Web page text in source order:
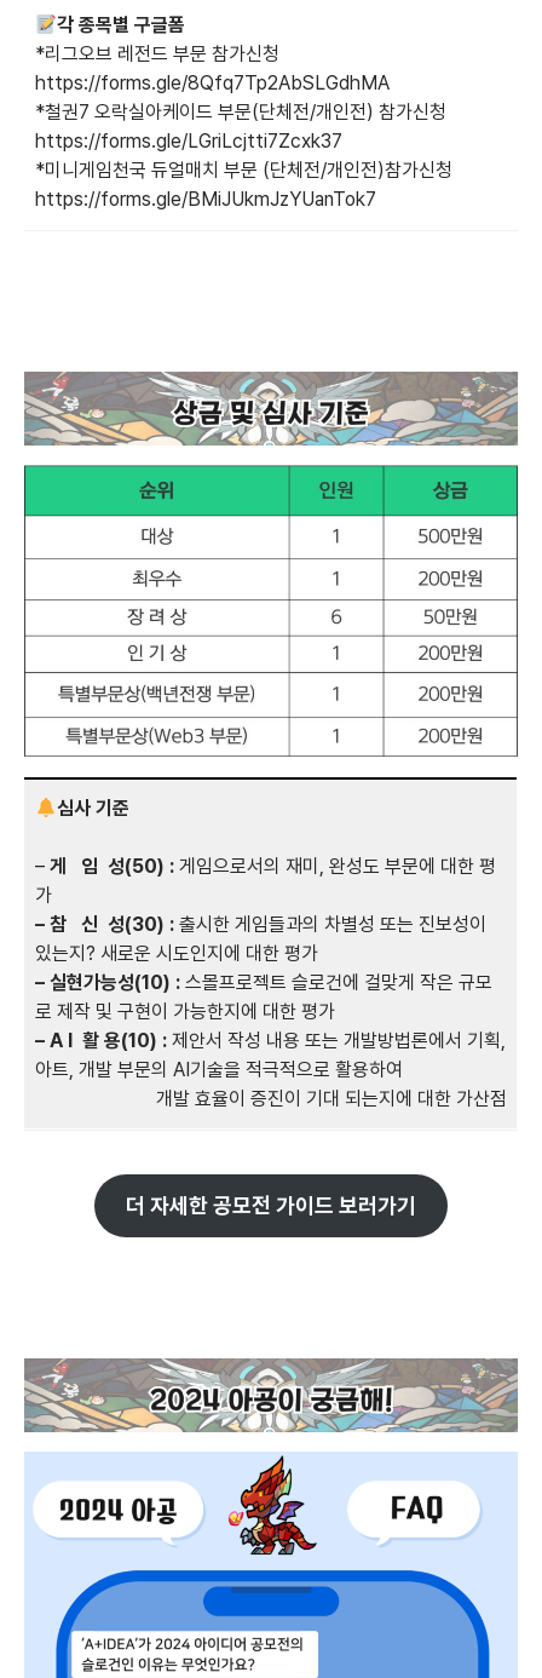
각 종목별 구글폼
*리그오브 레전드 부문 참가신청
https://forms.gle/8Qfq7Tp2AbSLGdhMA
*철권7 오락실아케이드 부문(단체전/개인전) 참가신청
https://forms.gle/LGriLcjtti7Zcxk37
*미니게임천국 듀얼매치 부문 (단체전/개인전)참가신청
https://forms.gle/BMiJUkmJzYUanTok7
심사 기준
– 게 임 성(50) : 게임으로서의 재미, 완성도 부문에 대한 평
가
– 참 신 성(30) : 출시한 게임들과의 차별성 또는 진보성이
있는지? 새로운 시도인지에 대한 평가
– 실현가능성(10) : 스몰프로젝트 슬로건에 걸맞게 작은 규모
로 제작 및 구현이 가능한지에 대한 평가
– A I 활 용(10) : 제안서 작성 내용 또는 개발방법론에서 기획,
아트, 개발 부문의 AI기술을 적극적으로 활용하여
개발 효율이 증진이 기대 되는지에 대한 가산점
더 자세한 공모전 가이드 보러가기